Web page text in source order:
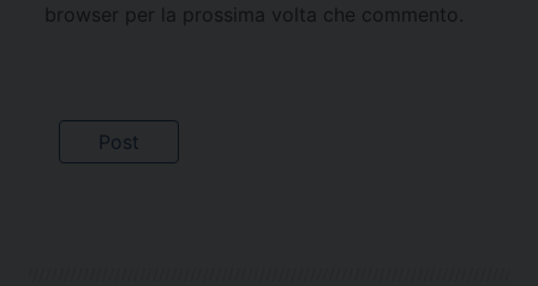
browser per la prossima volta che commento.